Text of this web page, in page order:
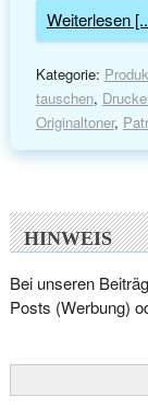
Weiterlesen
Kategorie:
tauschen,
Originaltoner,
HINWEIS
Bei unseren
Posts (Werbung)